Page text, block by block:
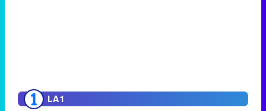
LA 1